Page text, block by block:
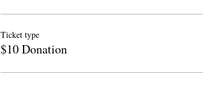
Ticket type
$10 Donation